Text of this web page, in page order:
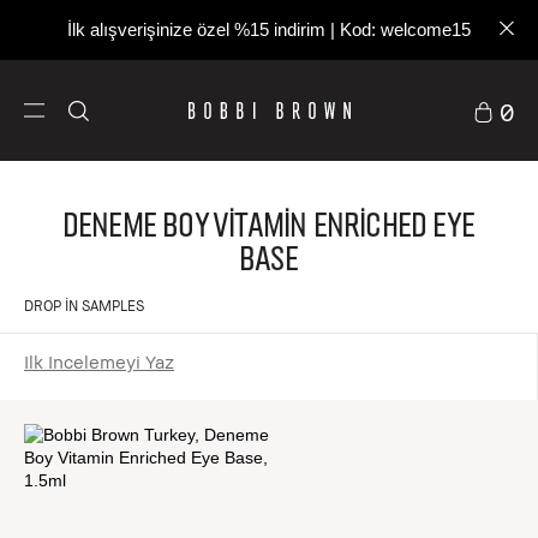
İlk alışverişinize özel %15 indirim | Kod: welcome15
0
Deneme Boy Vitamin Enriched Eye
Base
DROP IN SAMPLES
Ilk Incelemeyi Yaz